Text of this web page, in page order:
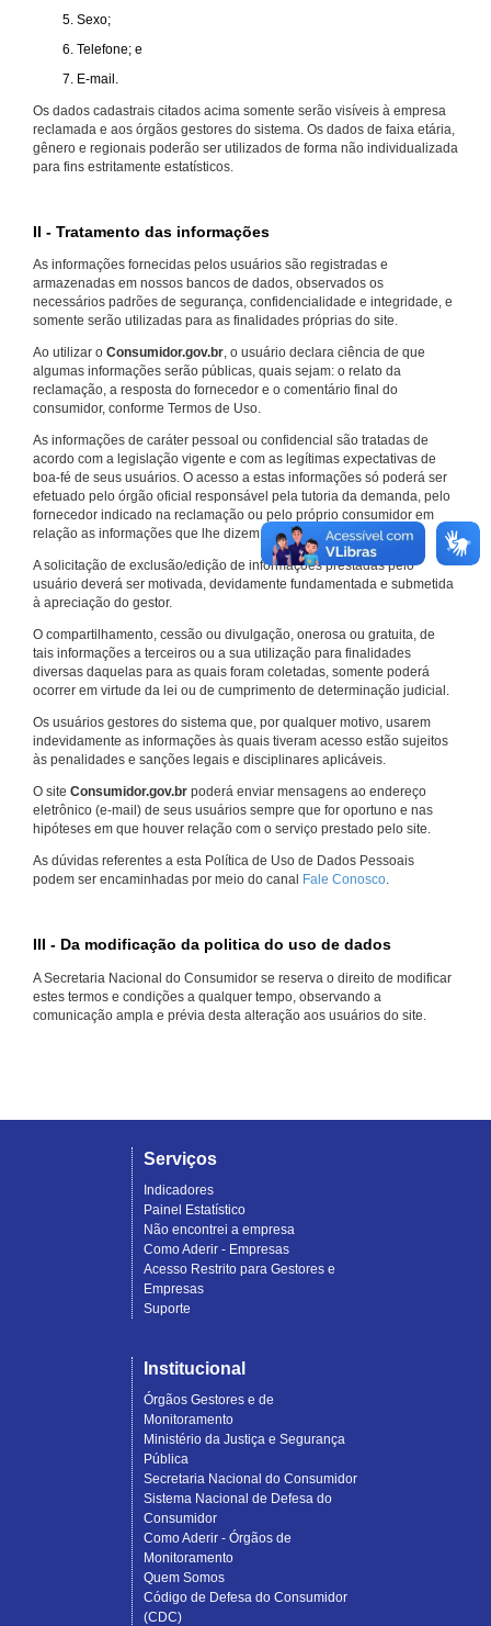
Sexo;
Telefone; e
E-mail.
Os dados cadastrais citados acima somente serão visíveis à empresa
reclamada e aos órgãos gestores do sistema. Os dados de faixa etária,
gênero e regionais poderão ser utilizados de forma não individualizada
para fins estritamente estatísticos.
II - Tratamento das informações
As informações fornecidas pelos usuários são registradas e
armazenadas em nossos bancos de dados, observados os
necessários padrões de segurança, confidencialidade e integridade, e
somente serão utilizadas para as finalidades próprias do site.
Ao utilizar o Consumidor.gov.br, o usuário declara ciência de que
algumas informações serão públicas, quais sejam: o relato da
reclamação, a resposta do fornecedor e o comentário final do
consumidor, conforme Termos de Uso.
As informações de caráter pessoal ou confidencial são tratadas de
acordo com a legislação vigente e com as legítimas expectativas de
boa-fé de seus usuários. O acesso a estas informações só poderá ser
efetuado pelo órgão oficial responsável pela tutoria da demanda, pelo
fornecedor indicado na reclamação ou pelo próprio consumidor em
relação as informações que lhe dizem respeito.
A solicitação de exclusão/edição de informações prestadas pelo
usuário deverá ser motivada, devidamente fundamentada e submetida
à apreciação do gestor.
O compartilhamento, cessão ou divulgação, onerosa ou gratuita, de
tais informações a terceiros ou a sua utilização para finalidades
diversas daquelas para as quais foram coletadas, somente poderá
ocorrer em virtude da lei ou de cumprimento de determinação judicial.
Os usuários gestores do sistema que, por qualquer motivo, usarem
indevidamente as informações às quais tiveram acesso estão sujeitos
às penalidades e sanções legais e disciplinares aplicáveis.
O site Consumidor.gov.br poderá enviar mensagens ao endereço
eletrônico (e-mail) de seus usuários sempre que for oportuno e nas
hipóteses em que houver relação com o serviço prestado pelo site.
As dúvidas referentes a esta Política de Uso de Dados Pessoais
podem ser encaminhadas por meio do canal Fale Conosco.
III - Da modificação da politica do uso de dados
A Secretaria Nacional do Consumidor se reserva o direito de modificar
estes termos e condições a qualquer tempo, observando a
comunicação ampla e prévia desta alteração aos usuários do site.
Serviços
Indicadores
Painel Estatístico
Não encontrei a empresa
Como Aderir - Empresas
Acesso Restrito para Gestores e
Empresas
Suporte
Institucional
Órgãos Gestores e de
Monitoramento
Ministério da Justiça e Segurança
Pública
Secretaria Nacional do Consumidor
Sistema Nacional de Defesa do
Consumidor
Como Aderir - Órgãos de
Monitoramento
Quem Somos
Código de Defesa do Consumidor
(CDC)